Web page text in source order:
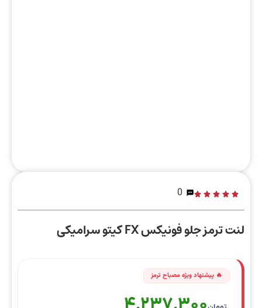
0
لنت ترمز جلو فونیکس FX کیتو سرامیکی